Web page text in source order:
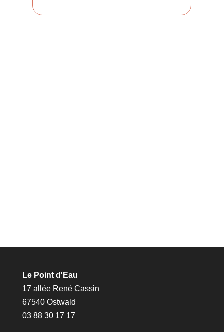
Le Point d'Eau
17 allée René Cassin
67540 Ostwald
03 88 30 17 17